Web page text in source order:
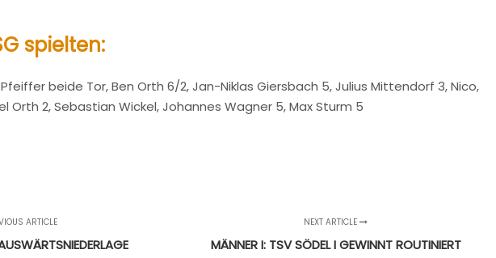
spielten:
Pfeiffer beide Tor, Ben Orth 6/2, Jan-Niklas Giersbach 5, Julius Mittendorf 3, Nico,
Orth 2, Sebastian Wickel, Johannes Wagner 5, Max Sturm 5
ARTICLE NEXT ARTICLE
MÄNNER I: TSV SÖDEL I GEWINNT ROUTINIERT